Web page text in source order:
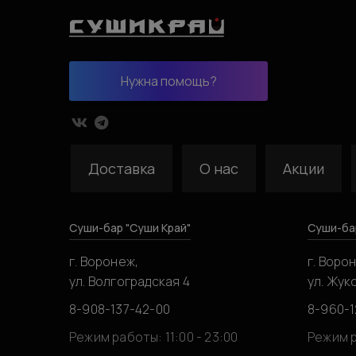
Нужна помощь?
Доставка О нас Акции
Суши-бар "Суши Край"
г. Воронеж,
ул. Волгоградская 4
8-908-137-42-00
Режим работы: 11:00 - 23:00
Суши-
г.
ул.
8-960-
Режим